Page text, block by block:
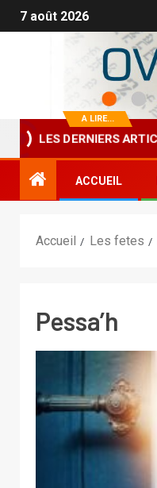
7 août 2026
A LIRE...
LES DERNIERS
La Boutique HASDEI
ACCUEIL
Accueil Les fetes
Pessa’h